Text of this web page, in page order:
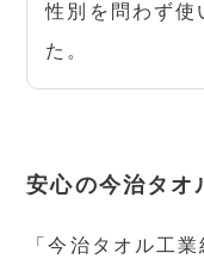
性別を問わず使
た。
安心の今治タオ
「今治タオル工